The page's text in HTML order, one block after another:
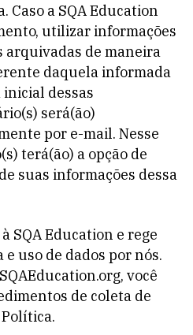
Caso a SQA Education
utilizar informações
​​arquivadas de maneira
daquela informada
dessas
será(ão)
por e-mail. Nesse
terá(ão) a opção de
suas informações dessa
SQA Education e rege
uso de dados por nós.
você
de coleta de